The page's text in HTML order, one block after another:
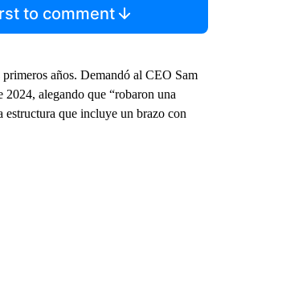
to comment
años. Demandó al CEO Sam
alegando que “robaron una
estructura que incluye un brazo con